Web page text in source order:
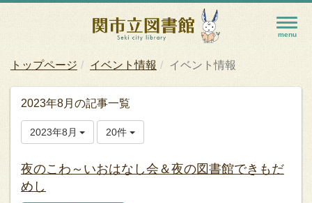
トップページ イベント情報 イベント情報
2023年8月の記事一覧
2023年8月 20件
夜のこわ～いおはなし会＆夜の図書館できもだ
めし